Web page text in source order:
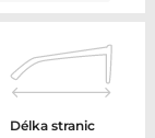
Délka stranic